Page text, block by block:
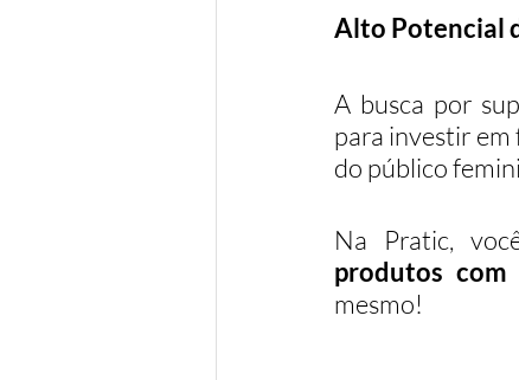
Alto Potencial
A busca por
para investir em
do público
Na Pratic,
produtos com
mesmo!